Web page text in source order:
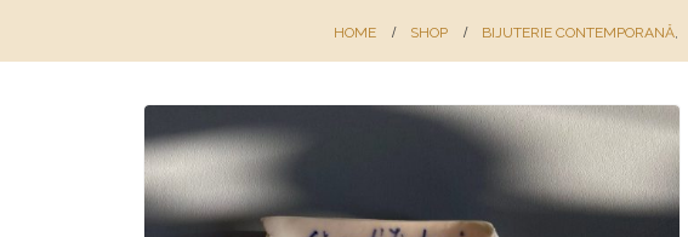
HOME SHOP BIJUTERIE CONTEMPORANĂ